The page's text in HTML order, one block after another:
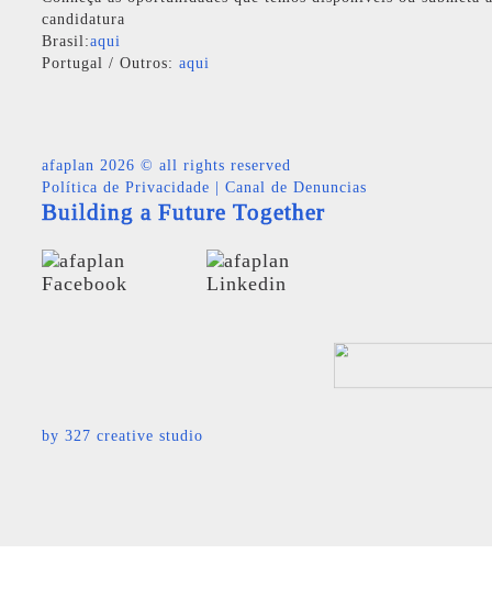
candidatura
Brasil:aqui
Portugal / Outros: aqui
afaplan 2026 © all rights reserved
Política de Privacidade
Canal de Denuncias
Building a Future Together
by 327 creative studio